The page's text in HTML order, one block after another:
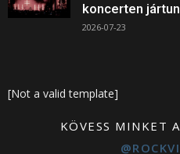
koncerten
2026-07-23
[Not a valid template]
KÖVESS MINKET